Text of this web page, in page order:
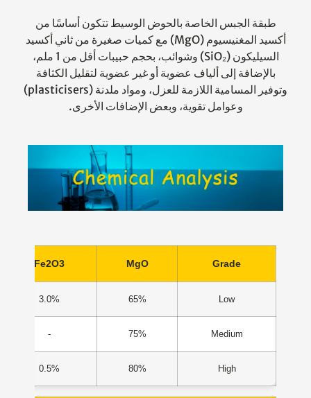
طبقة الجبس الخاصة بالحوض الوسيط تتكون أساسًا من
أكسيد المغنيسيوم (MgO) مع كميات صغيرة من ثاني أكسيد
السيليكون (SiO₂) وشوائب، بحجم حبيبات أقل من 1 ملم،
بالإضافة إلى ألياف عضوية أو غير عضوية لتقليل الكثافة
وتوفير المسامية اللازمة للعزل، ومواد ملدنة (plasticisers)
وعوامل تقوية، وبعض الإضافات الأخرى.
Grade
MgO
Fe2O3
Low
65%
3.0%
Medium
75%
-
High
80%
0.5%